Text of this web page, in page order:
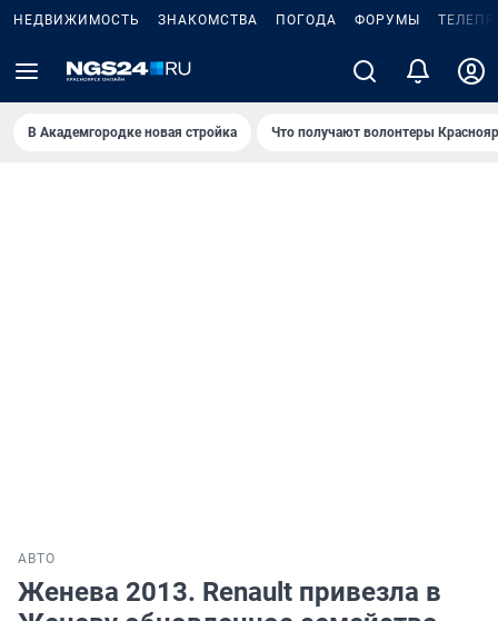
НЕДВИЖИМОСТЬ ЗНАКОМСТВА ПОГОДА ФОРУМЫ
В Академгородке новая стройка Что получают волонтеры
АВТО
Женева 2013. Renault привезла в